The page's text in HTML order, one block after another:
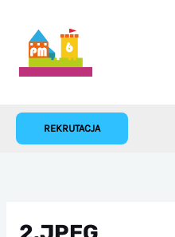
treści
REKRUTACJA